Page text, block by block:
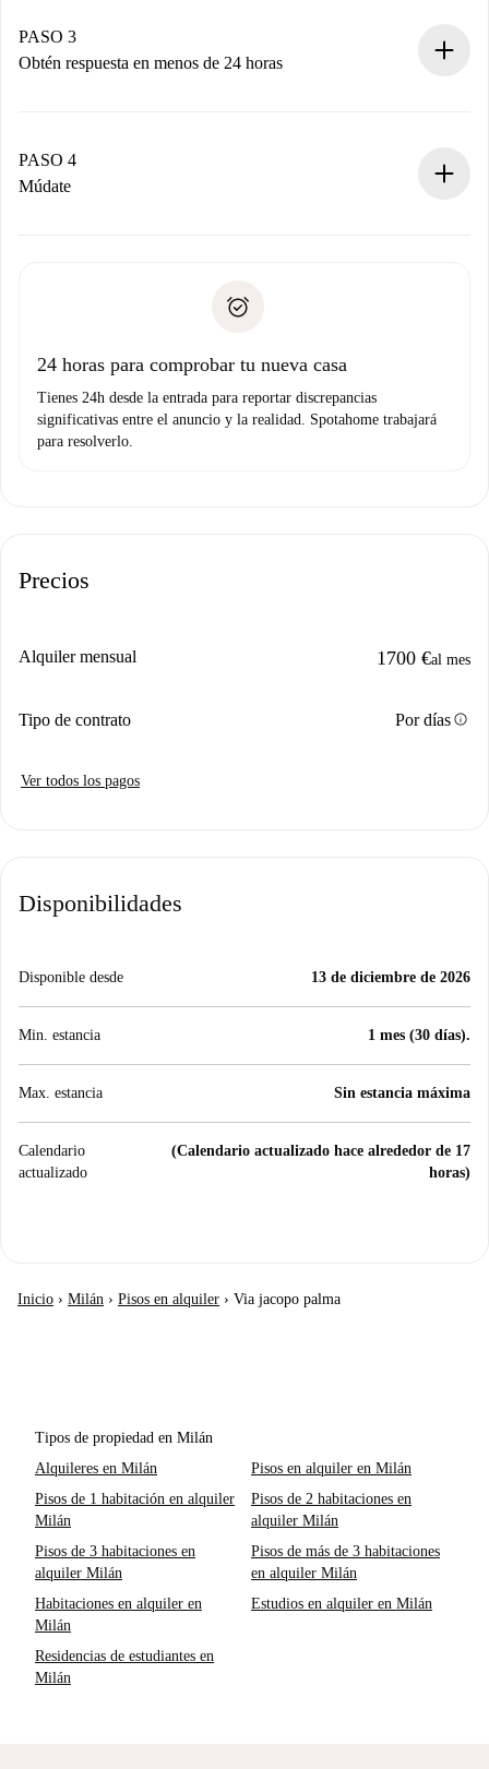
propietario acepte.
PASO 3
Obtén respuesta en menos de 24 horas
contacto con el propietario.
Si es rechazada: No te haremos ningún cargo y te
Prueba de solvencia
PASO 4
Múdate
no nos comunicas ningún problema.
24 horas para comprobar tu nueva casa
Tienes 24h desde la entrada para reportar discrepancias
significativas entre el anuncio y la realidad. Spotahome trabajará
para resolverlo.
Precios
Alquiler mensual 1700 €al mes
Tipo de contrato Por díasinfo
Ver todos los pagos
Disponibilidades
Disponible desde 13 de diciembre de 2026
Min. estancia 1 mes (30 días).
Max. estancia Sin estancia máxima
Calendario
actualizado
(Calendario actualizado hace alrededor de 17
horas)
Inicio › Milán › Pisos en alquiler › Via jacopo palma
Tipos de propiedad en Milán
Alquileres en Milán
Pisos en alquiler en Milán
Pisos de 1 habitación en alquiler
Milán
Pisos de 2 habitaciones en
alquiler Milán
Pisos de 3 habitaciones en
alquiler Milán
Pisos de más de 3 habitaciones
en alquiler Milán
Habitaciones en alquiler en
Milán
Estudios en alquiler en Milán
Residencias de estudiantes en
Milán